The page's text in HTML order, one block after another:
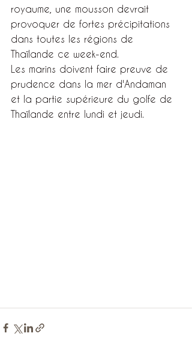
royaume, une mousson devrait
provoquer de fortes précipitations
dans toutes les régions de
Thaïlande ce week-end.
Les marins doivent faire preuve de
prudence dans la mer d'Andaman
et la partie supérieure du golfe de
Thaïlande entre lundi et jeudi.